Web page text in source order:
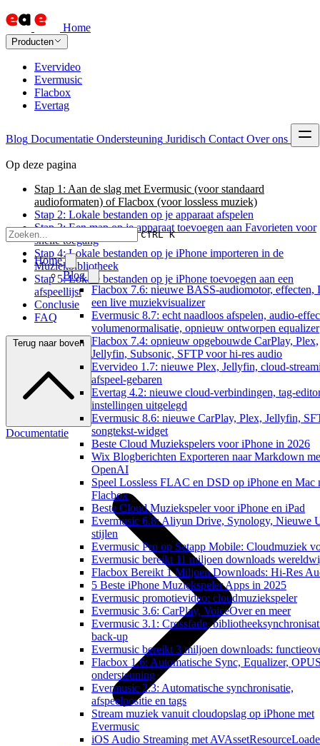
Home
Producten
Evervideo
Evermusic
Flacbox
Evertag
Blog Documentatie Ondersteuning Juridisch Contact Over ons
CTRL K
Home
Blog
Flacbox 7.6: nieuwe BASS-audiomotor, effecten,
een live muziekvisualizer
Evermusic 8.7: echt naadloos afspelen, audio-
volumenormalisatie, opnieuw ontworpen equalizer
Flacbox 7.4: opnieuw opgebouwde CarPlay, Plex,
Jellyfin, Subsonic, SFTP voor hi-res audio
Evervideo 1.7: nieuwe Plex, Jellyfin, cloud-
afspeel-gebaren
Evertag 4.2: nieuwe cloud-verbindingen, tag-
instellingen uitgelegd
Evermusic 8.6: nieuwe CarPlay, Plex, Jellyfin,
songtekst-widget
Beste Cloud Muziekspelers voor iPhone in 2026
Wix Blogberichten Exporteren naar Markdown
OpenAI
Speel Lossless FLAC en DSD op iPhone en Mac
Flacbox
Beste Cloud Muziekspeler voor iPhone en iPad
Evermusic 6.8: Aliyun Drive, Synology, Nieuwe
stijlen
Evermusic Pro op Setapp Mobile: Cloudmuziek
Evermusic bereikt 11 miljoen downloads
Flacbox Bereikt 1 Miljoen Downloads: Hi-Res
5 Beste iPhone Muziekspeler Apps in 2025
Evermusic promotievideo: cloudmuziekspeler
Evermusic 3.6: CarPlay, VoiceOver en meer
Evermusic 3.1: Crossfade,
back-up
Evermusic bereikt 3 miljoen downloads:
Flacbox 1.6: Automatische Sync, Equalizer,
ondersteuning
Evermusic 2.3: Automatische synchronisatie,
afspeelpositie en tags
Stream muziek vanuit cloudopslag op iPhone met
Evermusic
iOS Audio Streaming met
Op deze pagina
Stap 1: Aan de slag met Evermusic (voor standaard
audioformaten) of Flacbox (voor lossless muziek)
Stap 2: Lokale bestanden op je apparaat afspelen
Stap 3: Een map op je apparaat toevoegen aan Favorieten voor
snelle toegang
Stap 4: Lokale bestanden op je iPhone importeren in de
Muziekbibliotheek
Stap 5: Lokale bestanden op je iPhone toevoegen aan een
afspeellijst
Conclusie
FAQ
Terug naar boven
Documentatie